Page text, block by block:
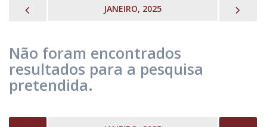
JANEIRO, 2025
Não foram encontrados
resultados para a pesquisa
pretendida.